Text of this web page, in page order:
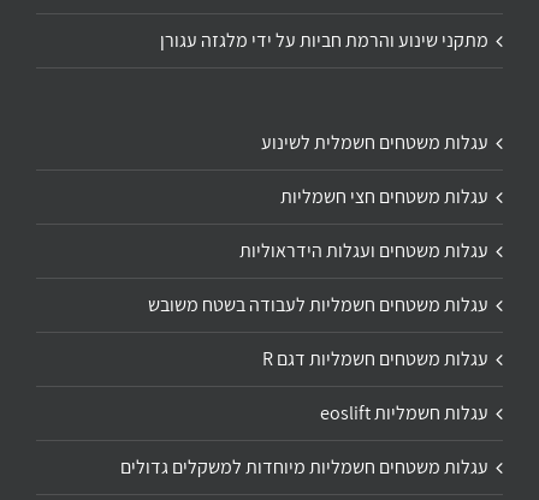
מתקני שינוע והרמת חביות על ידי מלגזה עגורן
עגלות משטחים חשמלית לשינוע
עגלות משטחים חצי חשמליות
עגלות משטחים ועגלות הידראוליות
עגלות משטחים חשמליות לעבודה בשטח משובש
עגלות משטחים חשמליות דגם R
עגלות חשמליות eoslift
עגלות משטחים חשמליות מיוחדות למשקלים גדולים